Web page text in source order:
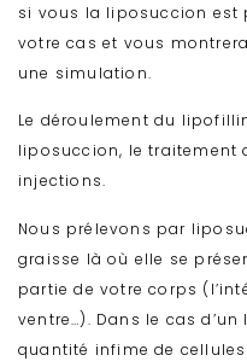
si vous la liposuccion est
votre cas et vous
une simulation.
Le déroulement du
liposuccion, le traitement
injections.
Nous prélevons par
graisse là où elle se
partie de votre corps
ventre…). Dans le cas
quantité infime de